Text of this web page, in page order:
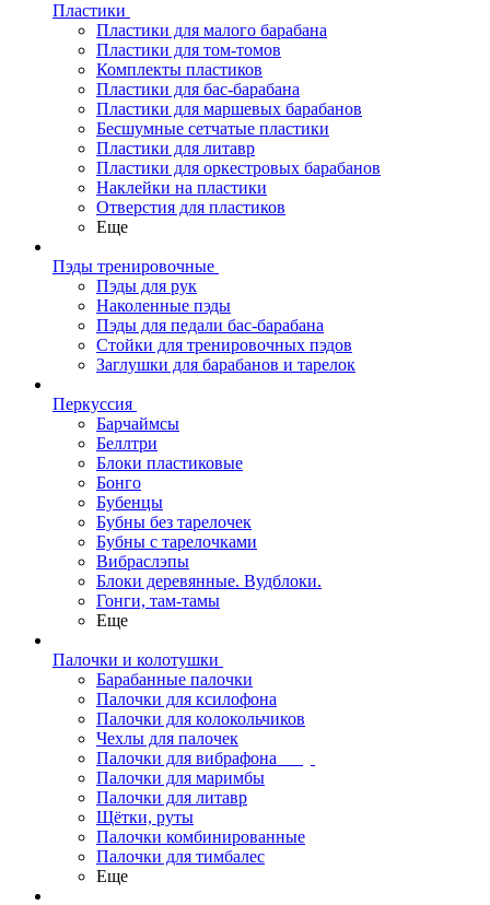
Пластики
Пластики для малого барабана
Пластики для том-томов
Комплекты пластиков
Пластики для бас-барабана
Пластики для маршевых барабанов
Бесшумные сетчатые пластики
Пластики для литавр
Пластики для оркестровых барабанов
Наклейки на пластики
Отверстия для пластиков
Еще
Пэды тренировочные
Пэды для рук
Наколенные пэды
Пэды для педали бас-барабана
Стойки для тренировочных пэдов
Заглушки для барабанов и тарелок
Перкуссия
Барчаймсы
Беллтри
Блоки пластиковые
Бонго
Бубенцы
Бубны без тарелочек
Бубны с тарелочками
Вибраслэпы
Блоки деревянные. Вудблоки.
Гонги, там-тамы
Еще
Палочки и колотушки
Барабанные палочки
Палочки для ксилофона
Палочки для колокольчиков
Чехлы для палочек
Палочки для вибрафона
Палочки для маримбы
Палочки для литавр
Щётки, руты
Палочки комбинированные
Палочки для тимбалес
Еще